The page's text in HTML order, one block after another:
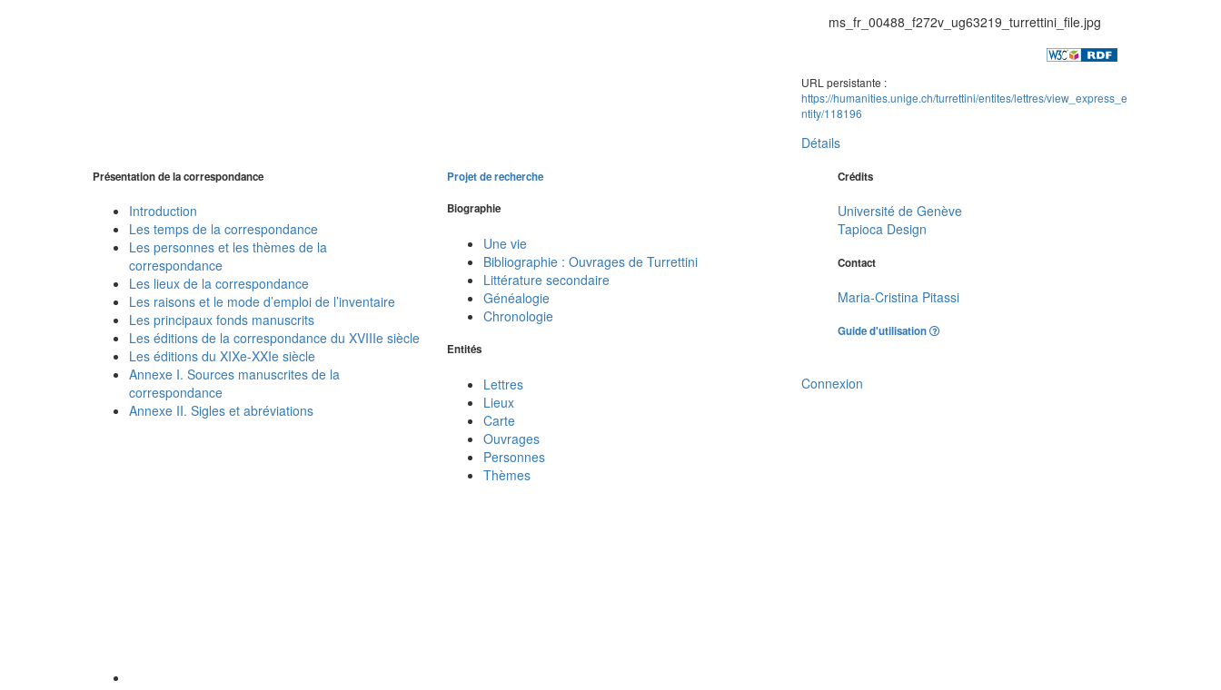
ms_fr_00488_f272v_ug63219_turrettini_file.jpg
URL persistante :
https://humanities.unige.ch/turrettini/entites/lettres/view_express_e
ntity/118196
Détails
Présentation de la correspondance
Introduction
Les temps de la correspondance
Les personnes et les thèmes de la
correspondance
Les lieux de la correspondance
Les raisons et le mode d’emploi de l’inventaire
Les principaux fonds manuscrits
Les éditions de la correspondance du XVIIIe siècle
Les éditions du XIXe-XXIe siècle
Annexe I. Sources manuscrites de la
correspondance
Annexe II. Sigles et abréviations
Projet de recherche
Biographie
Une vie
Bibliographie : Ouvrages de Turrettini
Littérature secondaire
Généalogie
Chronologie
Entités
Lettres
Lieux
Carte
Ouvrages
Personnes
Thèmes
Crédits
Université de Genève
Tapioca Design
Contact
Maria-Cristina Pitassi
Guide d'utilisation
Connexion